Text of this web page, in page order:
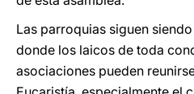
Las parroquias siguen
donde los laicos de toda
asociaciones pueden